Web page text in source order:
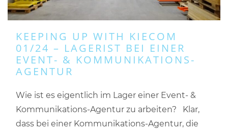
KEEPING UP WITH KIECOM
01/24 – LAGERIST BEI EINER
EVENT- & KOMMUNIKATIONS-
AGENTUR
Wie ist es eigentlich im Lager einer Event- &
Kommunikations-Agentur zu arbeiten? Klar,
dass bei einer Kommunikations-Agentur, die